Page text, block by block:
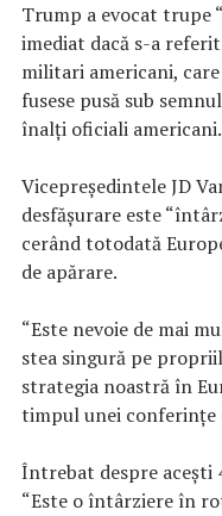
Trump a evocat trupe
imediat dacă s-a
militari americani,
fusese pusă sub
înalţi oficiali americani.
Vicepreşedintele JD
desfăşurare este
cerând totodată
de apărare.
“Este nevoie de mai
stea singură pe
strategia noastră în
timpul unei conferinţe
Întrebat despre aceşti
“Este o întârziere în